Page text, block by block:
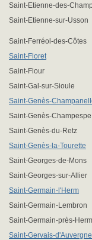
Saint-Etienne-des-
Saint-Etienne-sur-Usson
Saint-Ferréol-des-Côtes
Saint-Floret
Saint-Flour
Saint-Gal-sur-Sioule
Saint-Genès-
Saint-Genès-Champespe
Saint-Genès-du-Retz
Saint-Genès-la-Tourette
Saint-Georges-de-Mons
Saint-Georges-sur-Allier
Saint-Germain-l'Herm
Saint-Germain-Lembron
Saint-Germain-près-
Saint-Gervais-d'Auvergne